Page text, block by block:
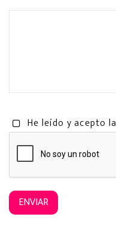
He leído y acepto la
ENVIAR